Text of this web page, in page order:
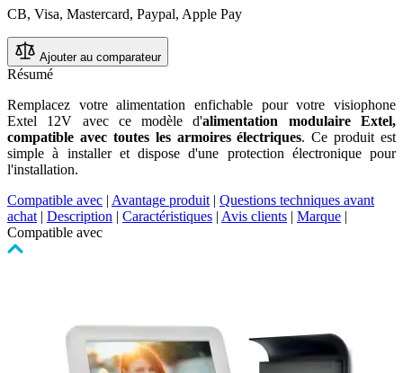
CB, Visa, Mastercard, Paypal, Apple Pay
Ajouter au comparateur
Résumé
Remplacez votre alimentation enfichable pour votre visiophone
Extel 12V avec ce modèle d'alimentation modulaire Extel,
compatible avec toutes les armoires électriques. Ce produit est
simple à installer et dispose d'une protection électronique pour
l'installation.
Compatible avec | Avantage produit | Questions techniques avant
achat | Description | Caractéristiques | Avis clients | Marque |
Compatible avec